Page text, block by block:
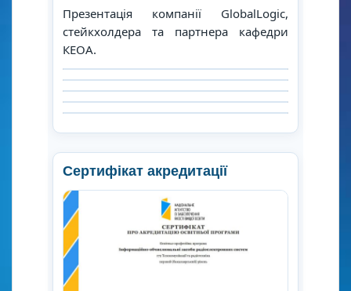
Презентація компанії GlobalLogic,
стейкхолдера та партнера кафедри
КЕОА.
Сертифікат акредитації